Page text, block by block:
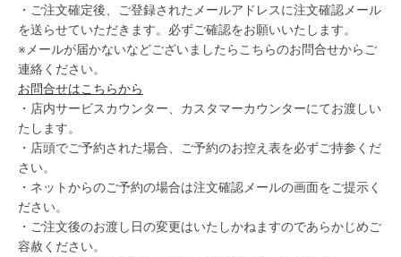
・ご注文確定後、ご登録されたメールアドレスに注文確認メール
を送らせていただきます。必ずご確認をお願いいたします。
※メールが届かないなどございましたらこちらのお問合せからご
連絡ください。
お問合せはこちらから
・店内サービスカウンター、カスタマーカウンターにてお渡しい
たします。
・店頭でご予約された場合、ご予約のお控え表を必ずご持参くだ
さい。
・ネットからのご予約の場合は注文確認メールの画面をご提示く
ださい。
・ご注文後のお渡し日の変更はいたしかねますのであらかじめご
容赦ください。